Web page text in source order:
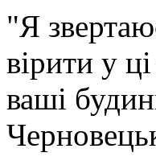
"Я
вірити у
ваші